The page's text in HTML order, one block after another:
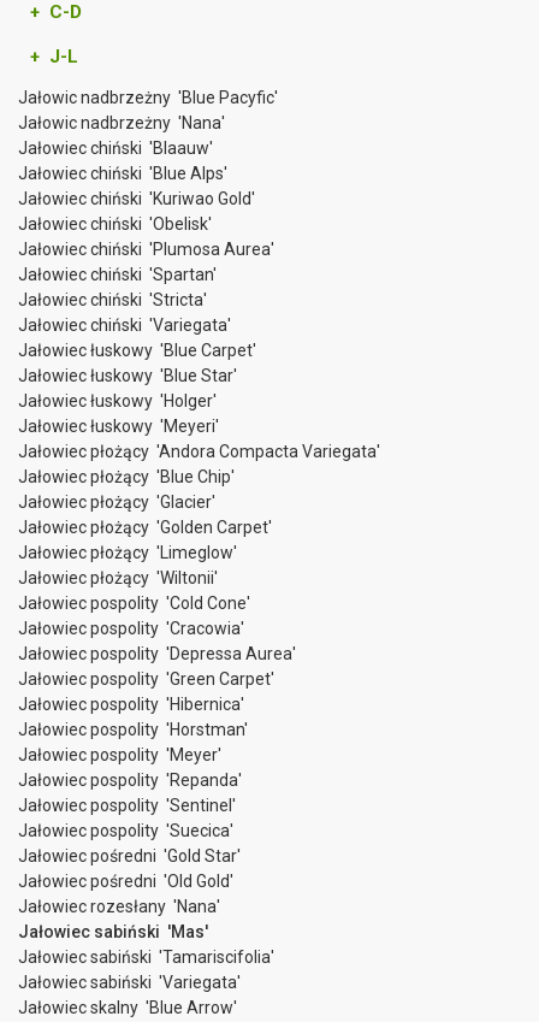
+ C-D
+ J-L
Jałowic nadbrzeżny 'Blue Pacyfic'
Jałowic nadbrzeżny 'Nana'
Jałowiec chiński 'Blaauw'
Jałowiec chiński 'Blue Alps'
Jałowiec chiński 'Kuriwao Gold'
Jałowiec chiński 'Obelisk'
Jałowiec chiński 'Plumosa Aurea'
Jałowiec chiński 'Spartan'
Jałowiec chiński 'Stricta'
Jałowiec chiński 'Variegata'
Jałowiec łuskowy 'Blue Carpet'
Jałowiec łuskowy 'Blue Star'
Jałowiec łuskowy 'Holger'
Jałowiec łuskowy 'Meyeri'
Jałowiec płożący 'Andora Compacta Variegata'
Jałowiec płożący 'Blue Chip'
Jałowiec płożący 'Glacier'
Jałowiec płożący 'Golden Carpet'
Jałowiec płożący 'Limeglow'
Jałowiec płożący 'Wiltonii'
Jałowiec pospolity 'Cold Cone'
Jałowiec pospolity 'Cracowia'
Jałowiec pospolity 'Depressa Aurea'
Jałowiec pospolity 'Green Carpet'
Jałowiec pospolity 'Hibernica'
Jałowiec pospolity 'Horstman'
Jałowiec pospolity 'Meyer'
Jałowiec pospolity 'Repanda'
Jałowiec pospolity 'Sentinel'
Jałowiec pospolity 'Suecica'
Jałowiec pośredni 'Gold Star'
Jałowiec pośredni 'Old Gold'
Jałowiec rozesłany 'Nana'
Jałowiec sabiński 'Mas'
Jałowiec sabiński 'Tamariscifolia'
Jałowiec sabiński 'Variegata'
Jałowiec skalny 'Blue Arrow'